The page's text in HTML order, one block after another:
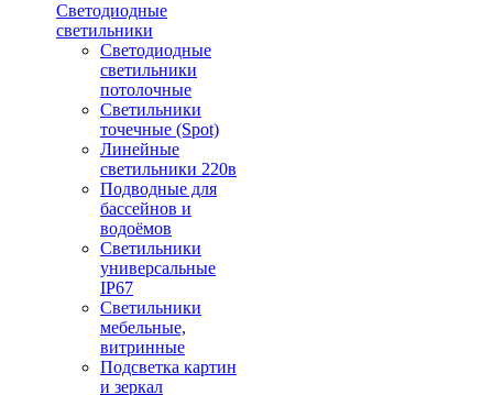
Светодиодные
светильники
Светодиодные
светильники
потолочные
Светильники
точечные (Spot)
Линейные
светильники 220в
Подводные для
бассейнов и
водоёмов
Светильники
универсальные
IP67
Светильники
мебельные,
витринные
Подсветка картин
и зеркал